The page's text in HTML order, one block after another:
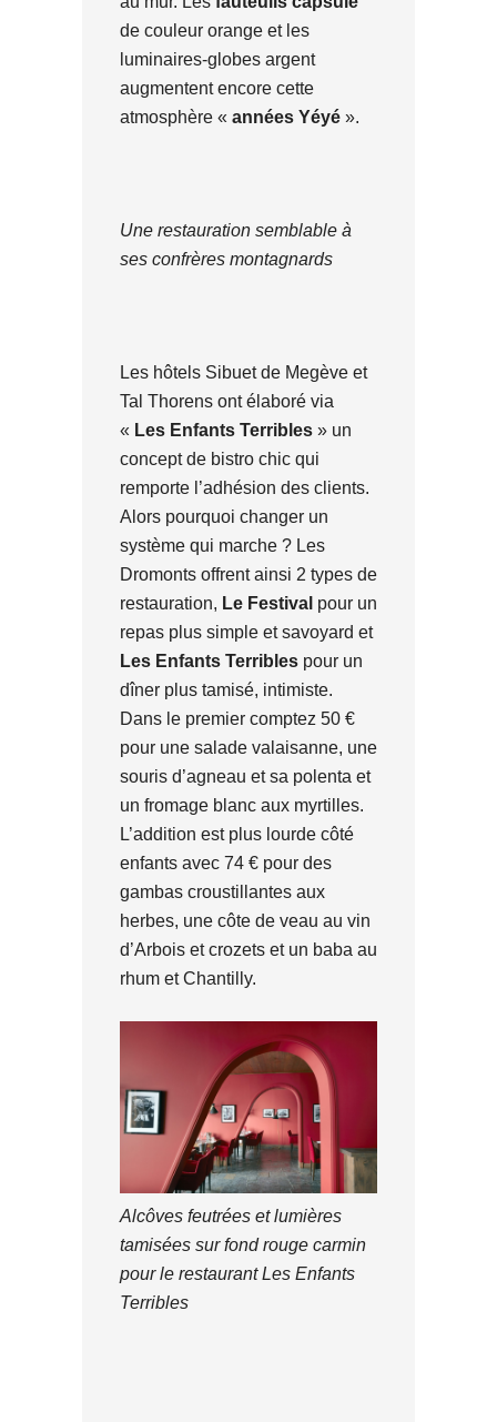
de couleur orange et les
luminaires-globes argent
augmentent encore cette
atmosphère « années Yéyé ».
Une restauration semblable à
ses confrères montagnards
Les hôtels Sibuet de Megève et
Tal Thorens ont élaboré via
« Les Enfants Terribles » un
concept de bistro chic qui
remporte l’adhésion des clients.
Alors pourquoi changer un
système qui marche ? Les
Dromonts offrent ainsi 2 types de
restauration, Le Festival pour un
repas plus simple et savoyard et
Les Enfants Terribles pour un
dîner plus tamisé, intimiste.
Dans le premier comptez 50 €
pour une salade valaisanne, une
souris d’agneau et sa polenta et
un fromage blanc aux myrtilles.
L’addition est plus lourde côté
enfants avec 74 € pour des
gambas croustillantes aux
herbes, une côte de veau au vin
d’Arbois et crozets et un baba au
rhum et Chantilly.
Alcôves feutrées et lumières
tamisées sur fond rouge carmin
pour le restaurant Les Enfants
Terribles